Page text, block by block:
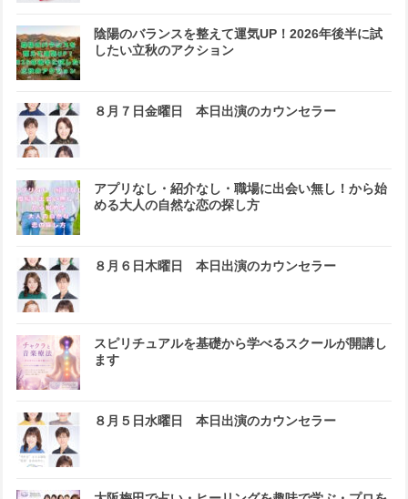
陰陽のバランスを整えて運気UP！2026年後半に試
したい立秋のアクション
８月７日金曜日 本日出演のカウンセラー
アプリなし・紹介なし・職場に出会い無し！から始
める大人の自然な恋の探し方
８月６日木曜日 本日出演のカウンセラー
スピリチュアルを基礎から学べるスクールが開講し
ます
８月５日水曜日 本日出演のカウンセラー